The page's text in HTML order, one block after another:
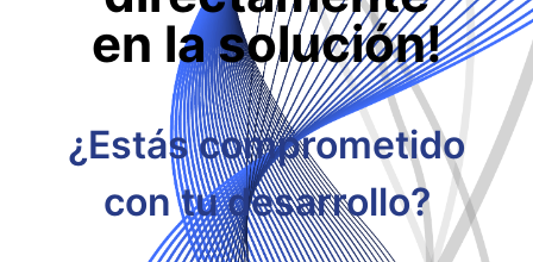
en la solución!
¿Estás comprometido
con tu desarrollo?